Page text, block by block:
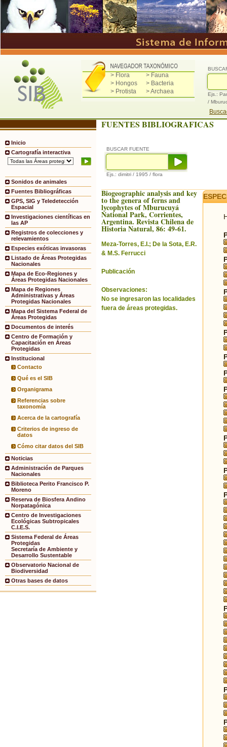
> Flora
> Fauna
> Hongos
> Bacteria
> Protista
> Archaea
Ejs.:
/
Inicio
Cartografía interactiva
Sonidos de animales
Fuentes Bibliográficas
GPS, SIG y Teledetección
Espacial
Investigaciones científicas en
las AP
Registros de colecciones y
relevamientos
Especies exóticas invasoras
Listado de Áreas Protegidas
Nacionales
Mapa de Eco-Regiones y
Áreas Protegidas Nacionales
Mapa de Regiones
Administrativas y Áreas
Protegidas Nacionales
Mapa del Sistema Federal de
Áreas Protegidas
Documentos de interés
Centro de Formación y
Capacitación en Áreas
Protegidas
Institucional
Contacto
Qué es el SIB
Organigrama
Referencias sobre
taxonomía
Acerca de la cartografía
Criterios de ingreso de
datos
Cómo citar datos del SIB
Noticias
Administración de Parques
Nacionales
Biblioteca Perito Francisco P.
Moreno
Reserva de Biosfera Andino
Norpatagónica
Centro de Investigaciones
Ecológicas Subtropicales
C.I.E.S.
Sistema Federal de Áreas
Protegidas
Secretaría de Ambiente y
Desarrollo Sustentable
Observatorio Nacional de
Biodiversidad
Otras bases de datos
FUENTES BIBLIOGRAFICAS
BUSCAR FUENTE
Ejs.: dimitri / 1995 / flora
Biogeographic analysis and key
to the genera of ferns and
lycophytes of Mburucuyá
National Park, Corrientes,
Argentina. Revista Chilena de
Historia Natural, 86: 49-61.
Meza-Torres, E.I.; De la Sota, E.R.
& M.S. Ferrucci
Publicación
Observaciones:
No se ingresaron las localidades
fuera de áreas protegidas.